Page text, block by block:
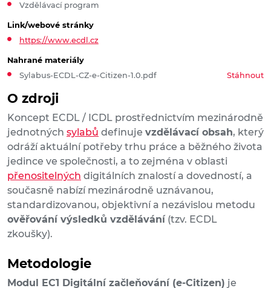
O zdroji
Koncept ECDL / ICDL prostřednictvím mezinárodně
jednotných sylabů definuje vzdělávací obsah, který
odráží aktuální potřeby trhu práce a běžného života
jedince ve společnosti, a to zejména v oblasti
přenositelných digitálních znalostí a dovedností, a
současně nabízí mezinárodně uznávanou,
standardizovanou, objektivní a nezávislou metodu
ověřování výsledků vzdělávání (tzv. ECDL
zkoušky).
Metodologie
Modul EC1 Digitální začleňování (e-Citizen) je
Vzdělávací program
Link/webové stránky
https://www.ecdl.cz
Nahrané materiály
Sylabus-ECDL-CZ-e-Citizen-1.0.pdf
Stáhnout